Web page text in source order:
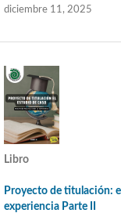
diciembre 11, 2025
Libro
Proyecto de titulación:
experiencia Parte II